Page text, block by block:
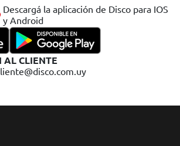
Descargá la aplicación de Disco para IOS
y Android
AL CLIENTE